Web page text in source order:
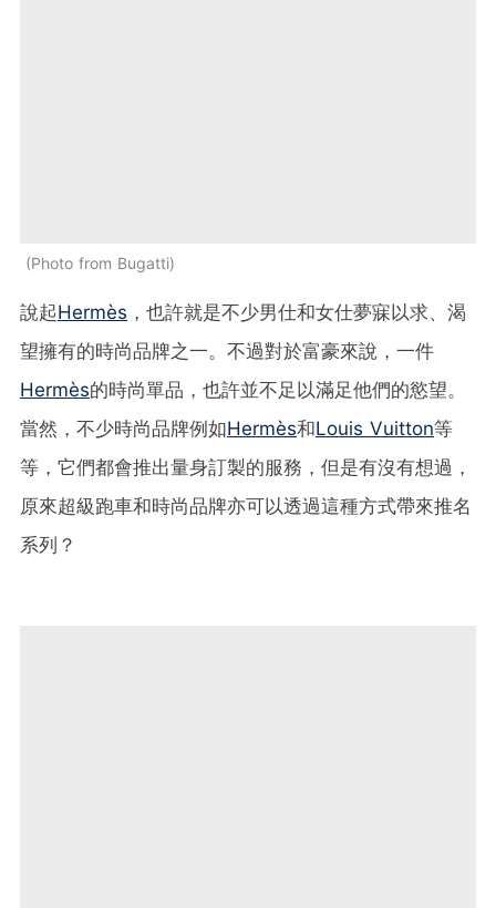
Photo from Bugatti
說起Hermès ，也許就是不少男仕和女仕夢寐以求、渴
望擁有的時尚品牌之一。不過對於富豪來說，一件
Hermès的時尚單品，也許並不足以滿足他們的慾望。
當然，不少時尚品牌例如Hermès和Louis Vuitton等
等，它們都會推出量身訂製的服務，但是有沒有想過，
原來超級跑車和時尚品牌亦可以透過這種方式帶來推名
系列？